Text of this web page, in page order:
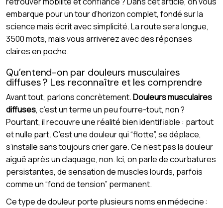
embarque pour un tour d’horizon complet, fondé sur la
science mais écrit avec simplicité. La route sera longue,
3500 mots, mais vous arriverez avec des réponses
claires en poche.
Qu’entend-on par douleurs musculaires
diffuses ? Les reconnaître et les comprendre
Avant tout, parlons concrètement.Douleurs musculaires
diffuses, c’est un terme un peu fourre-tout, non ?
Pourtant, il recouvre une réalité bien identifiable : partout
et nulle part. C’est une douleur qui “flotte”, se déplace,
s’installe sans toujours crier gare. Ce n’est pas la douleur
aiguë après un claquage, non. Ici, on parle de courbatures
persistantes, de sensation de muscles lourds, parfois
comme un “fond de tension” permanent.
Ce type de douleur porte plusieurs noms en médecine :